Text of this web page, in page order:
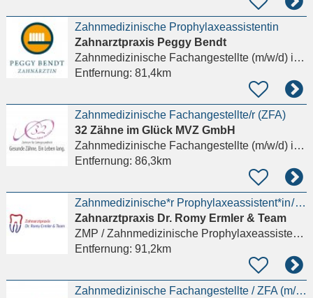
Zahnmedizinische Prophylaxeassistentin
Zahnarztpraxis Peggy Bendt
Zahnmedizinische Fachangestellte (m/w/d)in Blankenberg Ludwigslust-Parchim
Entfernung: 81,4km
Zahnmedizinische Fachangestellte/r (ZFA)
32 Zähne im Glück MVZ GmbH
Zahnmedizinische Fachangestellte (m/w/d)in Schwerin
Entfernung: 86,3km
Zahnmedizinische*r Prophylaxeassistent*in / ZMP (m/w/d) aus allen Altersgruppen!
Zahnarztpraxis Dr. Romy Ermler & Team
ZMP / Zahnmedizinische Prophylaxeassistenz (m/w/d)
Entfernung: 91,2km
Zahnmedizinische Fachangestellte / ZFA (m/w/d) Voll- oder Teilzeit